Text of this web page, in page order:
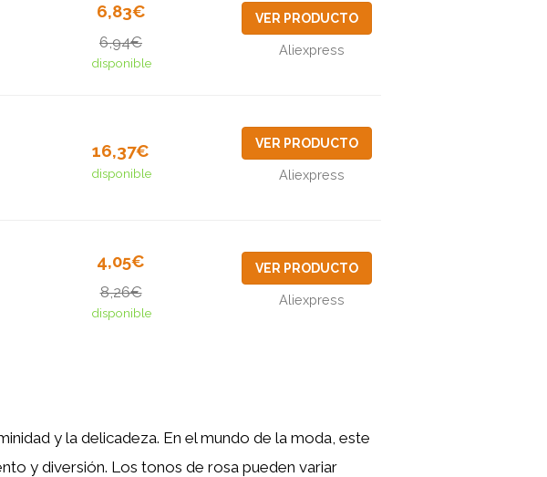
6,83€
6,94€
disponible
VER PRODUCTO
Aliexpress
16,37€
disponible
VER PRODUCTO
Aliexpress
4,05€
8,26€
disponible
VER PRODUCTO
Aliexpress
y la delicadeza. En el mundo de la moda, este
y diversión. Los tonos de rosa pueden variar